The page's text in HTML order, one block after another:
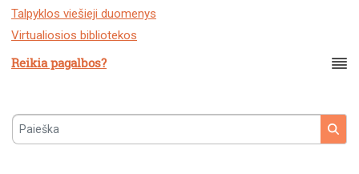
Talpyklos viešieji duomenys
Virtualiosios bibliotekos
Reikia pagalbos?
Paieška